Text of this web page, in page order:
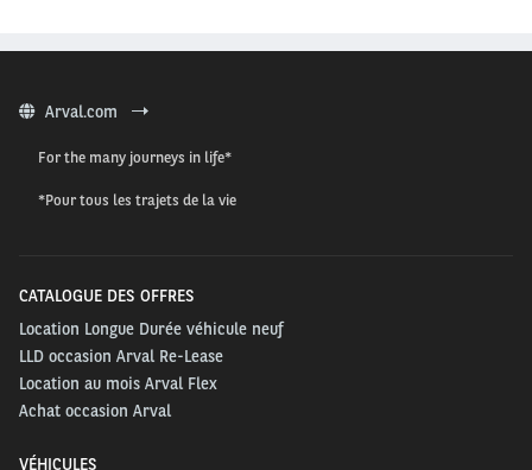
Arval.com
For the many journeys in life*
*Pour tous les trajets de la vie
CATALOGUE DES OFFRES
Location Longue Durée véhicule neuf
LLD occasion Arval Re-Lease
Location au mois Arval Flex
Achat occasion Arval
VÉHICULES